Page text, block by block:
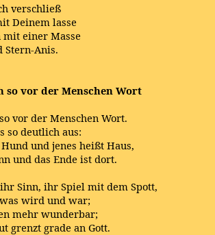
verschließ
Deinem lasse
einer Masse
Stern-Anis.
so vor der Menschen Wort
vor der Menschen Wort.
so deutlich aus:
und jenes heißt Haus,
und das Ende ist dort.
Sinn, ihr Spiel mit dem Spott,
wird und war;
mehr wunderbar;
grenzt grade an Gott.